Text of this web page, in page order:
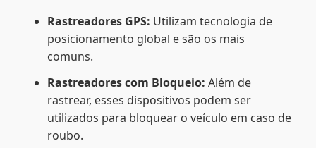
Rastreadores GPS: Utilizam tecnologia de
posicionamento global e são os mais
comuns.
Rastreadores com Bloqueio: Além de
rastrear, esses dispositivos podem ser
utilizados para bloquear o veículo em caso de
roubo.